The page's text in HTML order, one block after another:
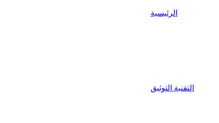
الرئيسية
التقنية التوثيق